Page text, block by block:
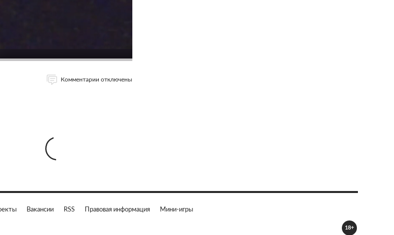
Комментарии отключены
Вакансии RSS Правовая информация Мини-игры
18+